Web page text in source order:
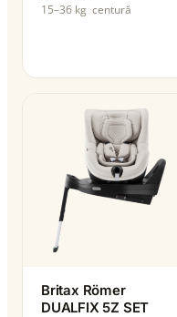
15–36 kg centură
Britax Römer
DUALFIX 5Z SET